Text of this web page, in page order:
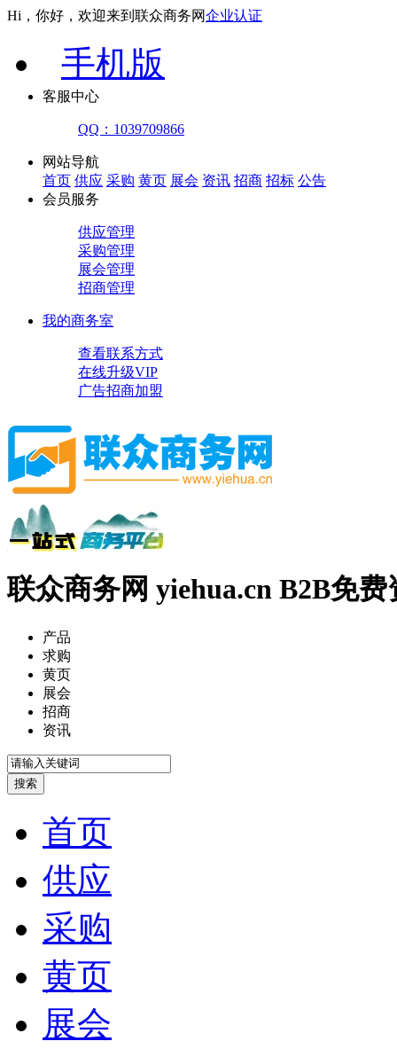
Hi，你好，欢迎来到联众商务网企业认证
手机版
客服中心
QQ：1039709866
网站导航
首页 供应 采购 黄页 展会 资讯 招商 招标 公告
会员服务
供应管理
采购管理
展会管理
招商管理
我的商务室
查看联系方式
在线升级VIP
广告招商加盟
联众商务网 yiehua.cn B2B免
产品
求购
黄页
展会
招商
资讯
首页
供应
采购
黄页
展会